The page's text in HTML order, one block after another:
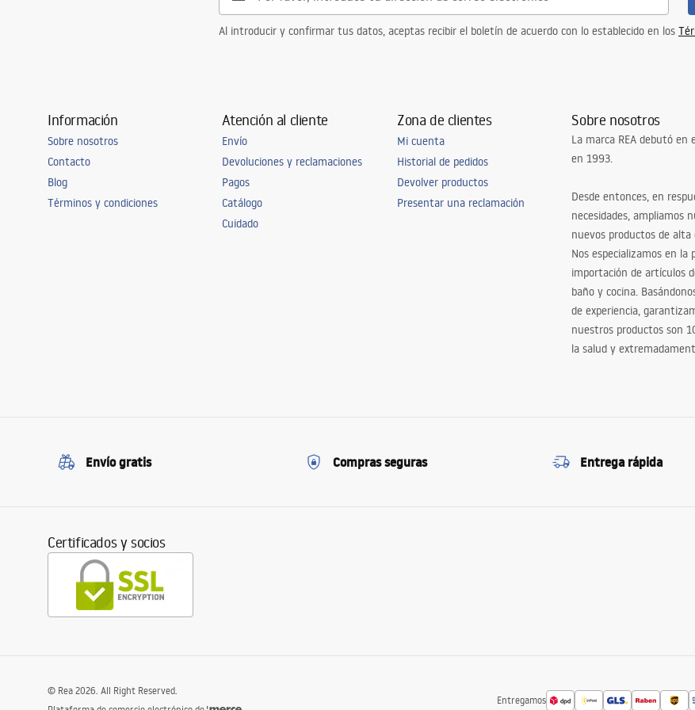
Al introducir y confirmar tus datos, aceptas recibir el boletín de acuerdo con lo establecido en los
Información
Sobre nosotros
Contacto
Blog
Términos y condiciones
Atención al cliente
Envío
Devoluciones y reclamaciones
Pagos
Catálogo
Cuidado
Zona de clientes
Mi cuenta
Historial de pedidos
Devolver productos
Presentar una reclamación
Sobre nosotros
La marca REA debutó en
en 1993.
Desde entonces, en
necesidades, ampliamos
nuevos productos de alta
Nos especializamos en la
importación de artículos
baño y cocina.
de experiencia,
nuestros productos son
la salud y
Envío gratis Compras seguras Entrega rápida
Certificados y socios
Entregamos
© Rea 2026. All Right Reserved.